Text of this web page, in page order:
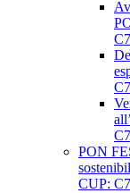
PON
CUP: